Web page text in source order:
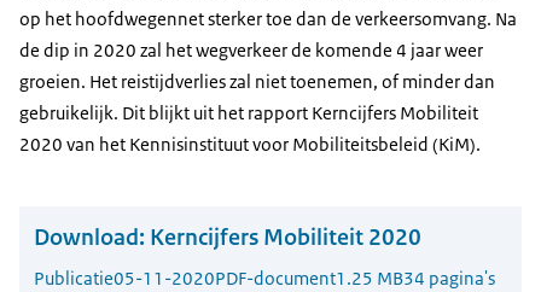
op het hoofdwegennet sterker toe dan de verkeersomvang. Na
de dip in 2020 zal het wegverkeer de komende 4 jaar weer
groeien. Het reistijdverlies zal niet toenemen, of minder dan
gebruikelijk. Dit blijkt uit het rapport Kerncijfers Mobiliteit
2020 van het Kennisinstituut voor Mobiliteitsbeleid (KiM).
Download: Kerncijfers Mobiliteit 2020
Publicatie05-11-2020PDF-document1.25 MB34 pagina's